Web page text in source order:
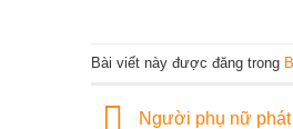
Bài viết này được đăng trong
Người phụ nữ